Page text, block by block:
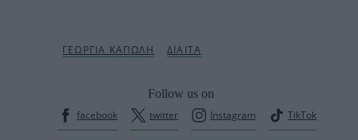
Follow us on
facebook
twitter Instagram TikTok